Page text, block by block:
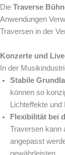
Die Traverse
Anwendungen
Traversen in der
Konzerte und
In der
Stabile
können so
Lichteffekte
Flexibilität bei
Traversen kann
angepasst
gewährleisten.